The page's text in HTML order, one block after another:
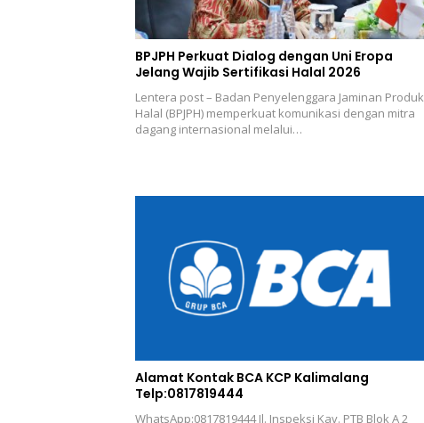
BPJPH Perkuat Dialog dengan Uni Eropa
Jelang Wajib Sertifikasi Halal 2026
Lentera post – Badan Penyelenggara Jaminan Produk
Halal (BPJPH) memperkuat komunikasi dengan mitra
dagang internasional melalui…
Alamat Kontak BCA KCP Kalimalang
Telp:0817819444
WhatsApp:0817819444 Jl. Inspeksi Kav. PTB Blok A 2